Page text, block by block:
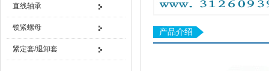
直线轴承
锁紧螺母
紧定套/退卸套
产品介绍